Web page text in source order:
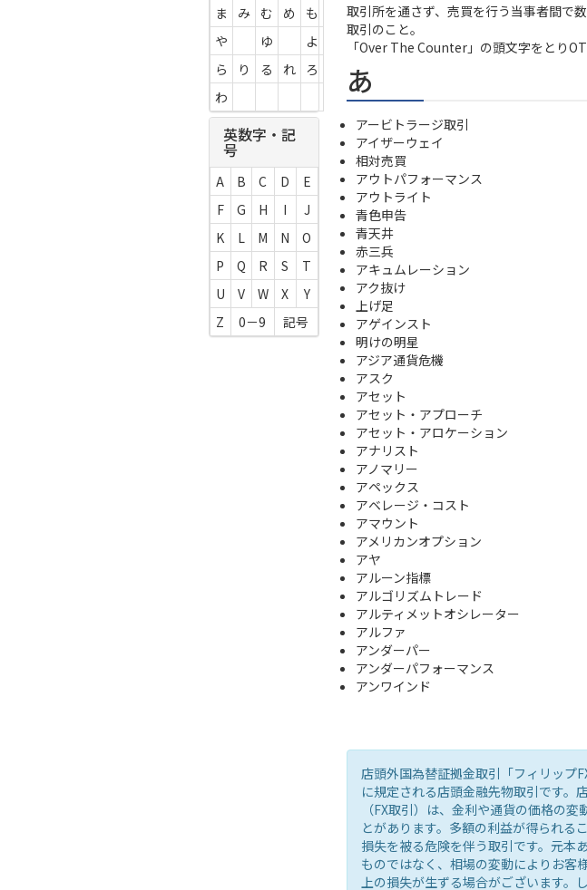
取引所を通さず、売買を行う当事者間で
取引のこと。
「Over The Counter」の頭文字をとり
あ
アービトラージ取引
アイザーウェイ
相対売買
アウトパフォーマンス
アウトライト
青色申告
青天井
赤三兵
アキュムレーション
アク抜け
上げ足
アゲインスト
明けの明星
アジア通貨危機
アスク
アセット
アセット・アプローチ
アセット・アロケーション
アナリスト
アノマリー
アペックス
アベレージ・コスト
アマウント
アメリカンオプション
アヤ
アルーン指標
アルゴリズムトレード
アルティメットオシレーター
アルファ
アンダーパー
アンダーパフォーマンス
アンワインド
店頭外国為替証拠金取引「フィリップ
に規定される店頭金融先物取引です。
（FX取引）は、金利や通貨の価格の
とがあります。多額の利益が得られる
損失を被る危険を伴う取引です。元本
ものではなく、相場の変動によりお客
上の損失が生ずる場合がございます。
ま
み む め
も
や
ゆ
よ
ら
り る れ
ろ
わ
英数字・記
号
A B C D
E
F
G H I
J
K
L M N
O
P
Q R S
T
U
V W X
Y
Z
0－9 記号